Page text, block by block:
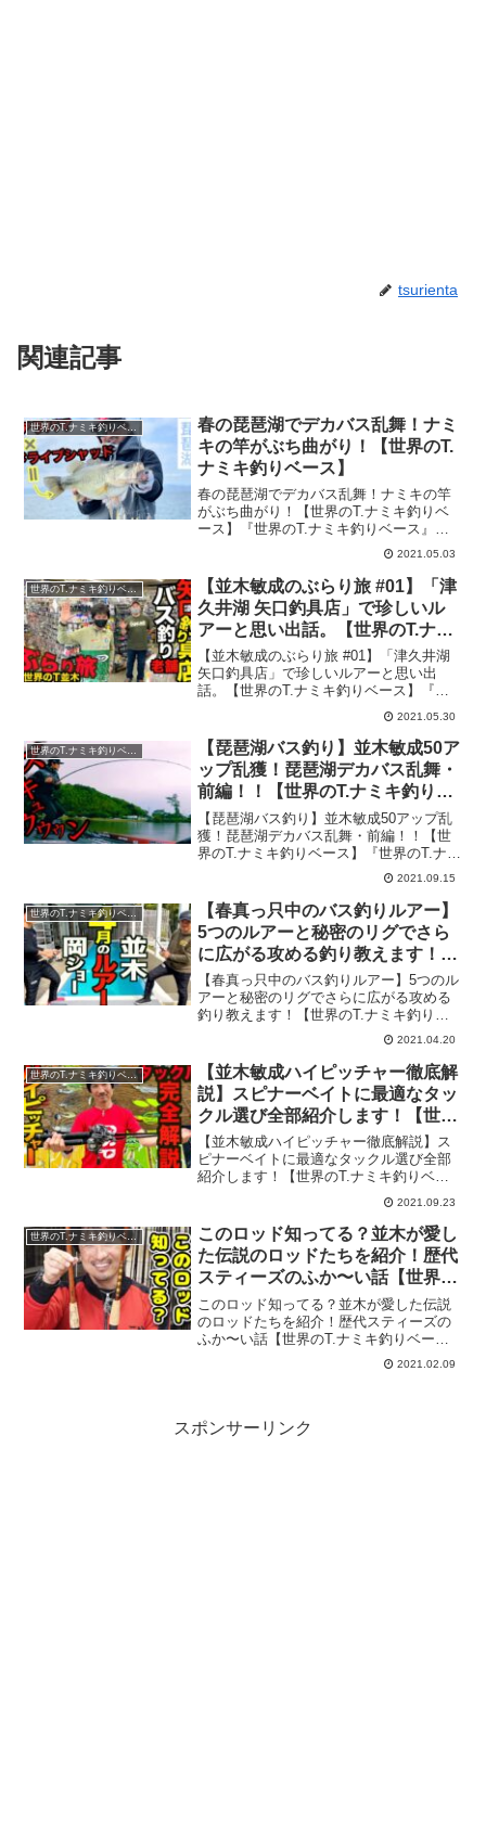
tsurienta
関連記事
世界のT.ナミキ釣りベース
春の琵琶湖でデカバス乱舞！ナミ
キの竿がぶち曲がり！【世界のT.
ナミキ釣りベース】
春の琵琶湖でデカバス乱舞！ナミキの竿
がぶち曲がり！【世界のT.ナミキ釣りベ
ース】『世界のT.ナミキ釣りベース』と
は…日本のみならず世界で活躍するプロ
アングラー並木敏成のYouTubeチャンネ
ルです。自然を舞台とし、多彩な釣り・
キャンプ・旅レ...
2021.05.03
世界のT.ナミキ釣りベース
【並木敏成のぶらり旅 #01】「津
久井湖 矢口釣具店」で珍しいル
アーと思い出話。【世界のT.ナミ
キ釣りベース】
【並木敏成のぶらり旅 #01】「津久井湖
矢口釣具店」で珍しいルアーと思い出
話。【世界のT.ナミキ釣りベース】『世
界のT.ナミキ釣りベース』とは…日本の
みならず世界で活躍するプロアングラー
並木敏成のYouTubeチャンネルです。自
然を舞台と...
2021.05.30
世界のT.ナミキ釣りベース
【琵琶湖バス釣り】並木敏成50ア
ップ乱獲！琵琶湖デカバス乱舞・
前編！！【世界のT.ナミキ釣りベ
ース】
【琵琶湖バス釣り】並木敏成50アップ乱
獲！琵琶湖デカバス乱舞・前編！！【世
界のT.ナミキ釣りベース】『世界のT.ナミ
キ釣りベース』とは…日本のみならず世
界で活躍するプロアングラー並木敏成の
YouTubeチャンネルです。自然を舞台と
し、多彩な...
2021.09.15
【春真っ只中のバス釣りルアー】
5つのルアーと秘密のリグでさら
に広がる攻める釣り教えます！
【世界のT.ナミキ釣りベース】
【春真っ只中のバス釣りルアー】5つのル
アーと秘密のリグでさらに広がる攻める
釣り教えます！【世界のT.ナミキ釣りベ
ース】『世界のT.ナミキ釣りベース』と
は…日本のみならず世界で活躍するプロ
アングラー並木敏成のYouTubeチャンネ
ルです。自然...
2021.04.20
世界のT.ナミキ釣りベース
【並木敏成ハイピッチャー徹底解
説】スピナーベイトに最適なタッ
クル選び全部紹介します！【世界
のT.ナミキ釣りベース】
【並木敏成ハイピッチャー徹底解説】ス
ピナーベイトに最適なタックル選び全部
紹介します！【世界のT.ナミキ釣りベー
ス】『世界のT.ナミキ釣りベース』と
は…日本のみならず世界で活躍するプロ
アングラー並木敏成のYouTubeチャンネ
ルです。自然を舞...
2021.09.23
世界のT.ナミキ釣りベース
このロッド知ってる？並木が愛し
た伝説のロッドたちを紹介！歴代
スティーズのふか〜い話【世界の
T.ナミキ釣りベース】
このロッド知ってる？並木が愛した伝説
のロッドたちを紹介！歴代スティーズの
ふか〜い話【世界のT.ナミキ釣りベー
ス】『世界のT.ナミキ釣りベース』と
は…日本のみならず世界で活躍するプロ
2021.02.09
スポンサーリンク